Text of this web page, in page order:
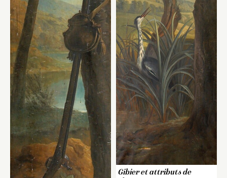
Gibier et attributs de
Nouveau dossier
Créer et ajouter
Envoyer
Vous n'êtes pas encore inscrit ?
Créer un compte
Vous avez oublié votre mot de passe ?Cliquez ici